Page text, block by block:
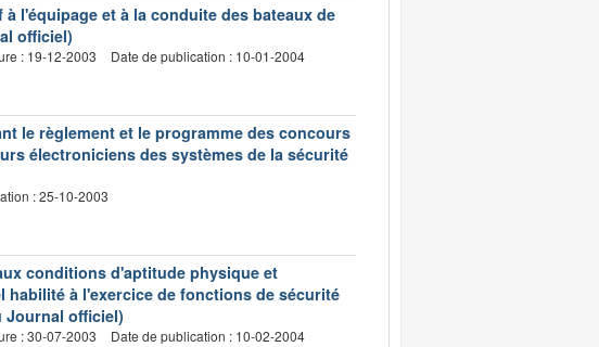
l'équipage et à la conduite des bateaux de
officiel)
: 19-12-2003 Date de publication : 10-01-2004
le règlement et le programme des concours
électroniciens des systèmes de la sécurité
: 25-10-2003
conditions d'aptitude physique et
à l'exercice de fonctions de sécurité
Journal officiel)
: 30-07-2003 Date de publication : 10-02-2004